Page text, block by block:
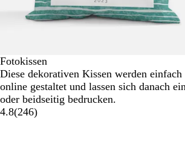
Fotokissen
Diese dekorativen Kissen werden einfach
online gestaltet und lassen sich danach
oder beidseitig bedrucken.
4.8(246)